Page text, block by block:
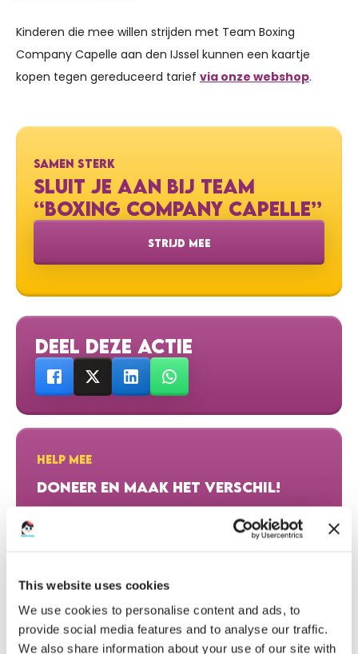
This website uses cookies
We use cookies to personalise content and ads, to
provide social media features and to analyse our traffic.
We also share information about your use of our site with
Kinderen die mee willen strijden met Team Boxing
Company Capelle aan den IJssel kunnen een kaartje
kopen tegen gereduceerd tarief via onze webshop.
SAMEN STERK
SLUIT JE AAN BIJ TEAM
“BOXING COMPANY CAPELLE”
STRIJD MEE
DEEL DEZE ACTIE
HELP MEE
DONEER EN MAAK HET VERSCHIL!
HARTELIJK DANK AAN ONZE DONATEURS